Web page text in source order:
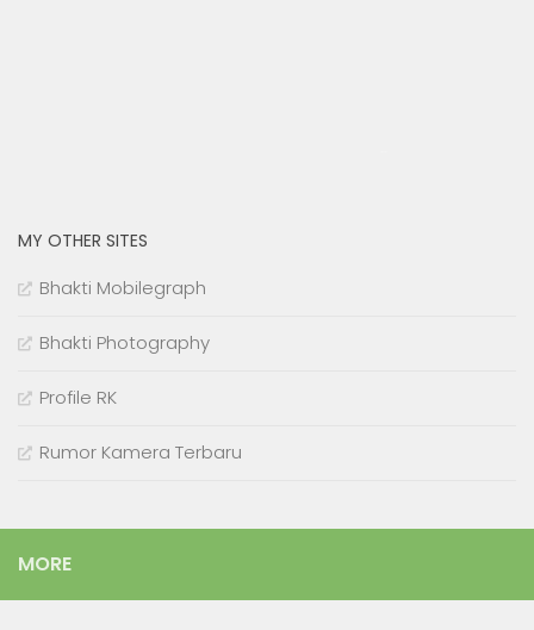
MY OTHER SITES
Bhakti Mobilegraph
Bhakti Photography
Profile RK
Rumor Kamera Terbaru
MORE